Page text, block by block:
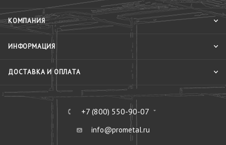
КОМПАНИЯ
ИНФОРМАЦИЯ
ДОСТАВКА И ОПЛАТА
+7 (800) 550-90-07
info@prometal.ru